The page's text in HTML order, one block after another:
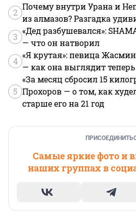
2
Почему внутри Урана и
из алмазов? Разгадка
3
«Дед разбушевался»:
— что он натворил
4
«Я крутая»: певица
— как она выглядит теперь
5
«За месяц сбросил 15
Прохоров — о том, как
старше его на 21 год
Самые яркие фото и
наших группах в